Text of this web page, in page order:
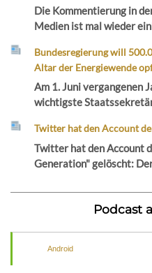
Die Kommentierung in
Medien ist mal wieder
Bundesregierung will
Altar der Energiewende
Am 1. Juni vergangenen
wichtigste
Twitter hat den Account
Twitter hat den Account
Generation" gelöscht:
Podcast
Android